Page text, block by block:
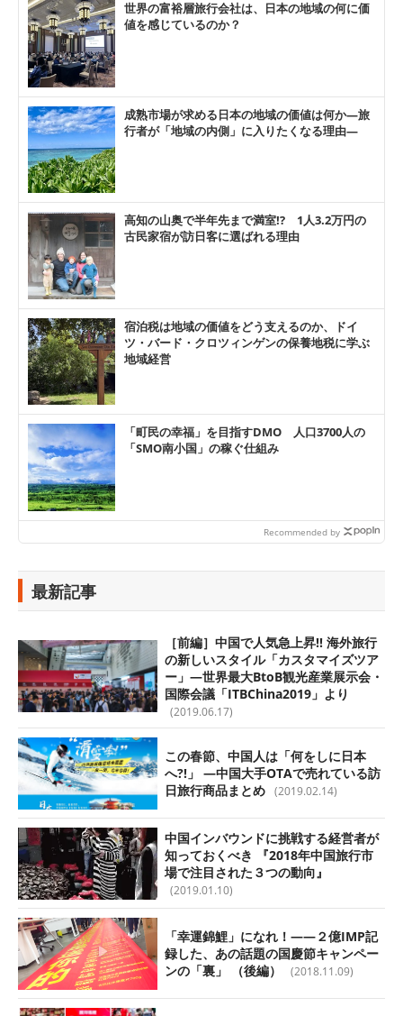
世界の富裕層旅行会社は、日本の地域の何に価
値を感じているのか？
成熟市場が求める日本の地域の価値は何か―旅
行者が「地域の内側」に入りたくなる理由―
高知の山奥で半年先まで満室!? 1人3.2万円の
古民家宿が訪日客に選ばれる理由
宿泊税は地域の価値をどう支えるのか、ドイ
ツ・バード・クロツィンゲンの保養地税に学ぶ
地域経営
「町民の幸福」を目指すDMO 人口3700人の
「SMO南小国」の稼ぐ仕組み
Recommended by
最新記事
［前編］中国で人気急上昇!! 海外旅行
の新しいスタイル「カスタマイズツア
ー」—世界最大BtoB観光産業展示会・
国際会議「ITBChina2019」より
(2019.06.17)
この春節、中国人は「何をしに日本
へ?!」 —中国大手OTAで売れている訪
日旅行商品まとめ (2019.02.14)
中国インバウンドに挑戦する経営者が
知っておくべき 『2018年中国旅行市
場で注目された３つの動向』
(2019.01.10)
「幸運錦鯉」になれ！――２億IMP記
録した、あの話題の国慶節キャンペー
ンの「裏」 （後編）
(2018.11.09)